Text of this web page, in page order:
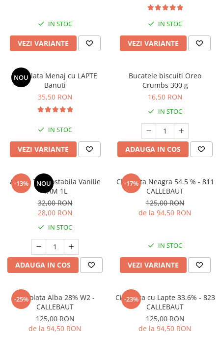
IN STOC
VEZI VARIANTE
IN STOC
VEZI VARIANTE
NOU
Ciocolata Menaj cu LAPTE
Banuti
35,50 RON
IN STOC
VEZI VARIANTE
Bucatele biscuiti Oreo
Crumbs 300 g
16,50 RON
IN STOC
ADAUGA IN COS
-13% NOU
Aroma Termostabila Vanilie
YAM 1L
32,00 RON
28,00 RON
IN STOC
ADAUGA IN COS
-17%
Ciocolata Neagra 54.5 % - 811
CALLEBAUT
125,00 RON
de la 94,50 RON
IN STOC
VEZI VARIANTE
-25%
Ciocolata Alba 28% W2 -
CALLEBAUT
125,00 RON
de la 94,50 RON
-23%
Ciocolata cu Lapte 33.6% - 823
CALLEBAUT
125,00 RON
de la 94,50 RON